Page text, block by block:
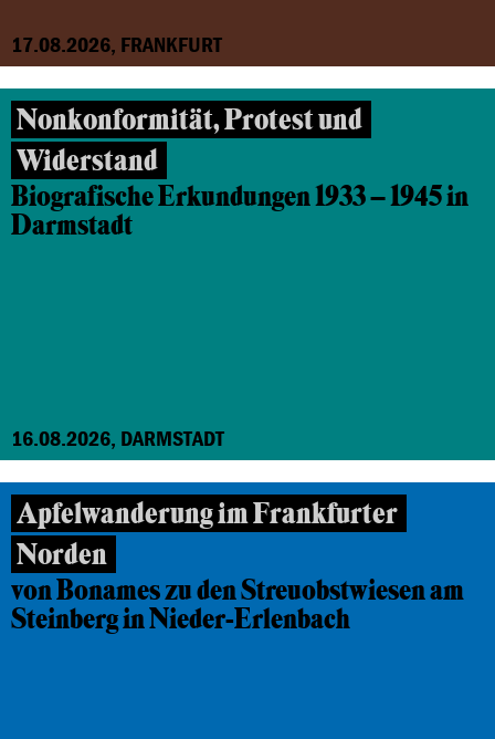
17.08.2026, FRANKFURT
Nonkonformität, Protest und
Widerstand
Biografische Erkundungen 1933 – 1945 in
Darmstadt
16.08.2026, DARMSTADT
Apfelwanderung im Frankfurter
Norden
von Bonames zu den Streuobstwiesen am
Steinberg in Nieder-Erlenbach